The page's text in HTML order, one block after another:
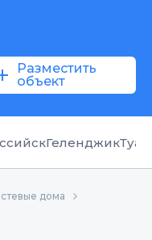
Разместить
объект
Геленджик
дома